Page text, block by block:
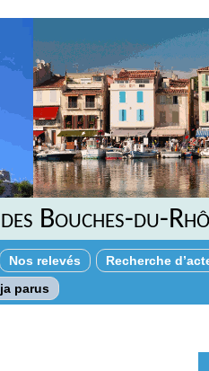
Bouches-du-
Nos relevés Recherche
parus